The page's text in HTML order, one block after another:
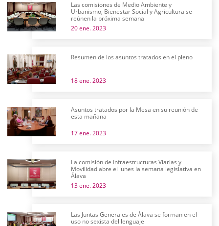
Las comisiones de Medio Ambiente y
Urbanismo, Bienestar Social y Agricultura se
reúnen la próxima semana
20 ene. 2023
Resumen de los asuntos tratados en el pleno
18 ene. 2023
Asuntos tratados por la Mesa en su reunión de
esta mañana
17 ene. 2023
La comisión de Infraestructuras Viarias y
Movilidad abre el lunes la semana legislativa en
Álava
13 ene. 2023
Las Juntas Generales de Álava se forman en el
uso no sexista del lenguaje